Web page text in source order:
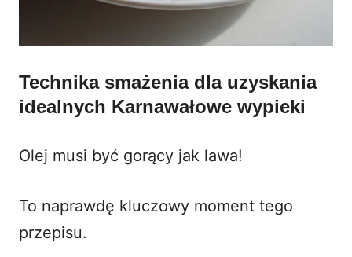
Technika smażenia dla uzyskania
idealnych Karnawałowe wypieki
Olej musi być gorący jak lawa!
To naprawdę kluczowy moment tego
przepisu.